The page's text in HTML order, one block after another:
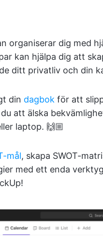
organiserar dig med
kan hjälpa dig att
ditt privatliv och din
din dagbok för att
att älska
laptop. 🙌🏼
mål, skapa SWOT-
med ett enda